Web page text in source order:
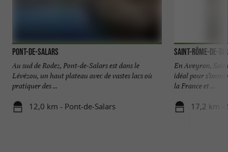
Pont-de-Salars
Au sud de Rodez, Pont-de-Salars est dans le
Lévézou, un haut plateau avec de vastes lacs où
pratiquer des ...
12,0 km - Pont-de-Salars
Saint-Rôme-de-
En Aveyron,
idéal pour
la France et ...
17,2 km -